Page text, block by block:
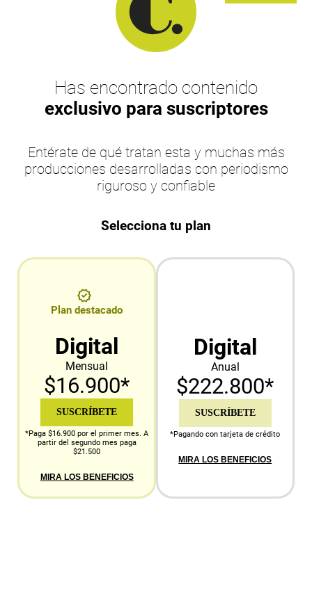
Has encontrado contenido
exclusivo para suscriptores
Entérate de qué tratan esta y muchas más
producciones desarrolladas con periodismo
riguroso y confiable
Selecciona tu plan
Plan destacado
Digital
Mensual
$16.900*
SUSCRÍBETE
*Paga $16.900 por el primer mes. A
partir del segundo mes paga
$21.500
MIRA LOS BENEFICIOS
Digital
Anual
$222.800*
SUSCRÍBETE
*Pagando con tarjeta de crédito
MIRA LOS BENEFICIOS